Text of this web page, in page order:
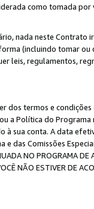
como tomada por
nada neste
(incluindo tomar ou
leis, regulamentos,
dos termos e
a Política do
sua conta. A data
e das Comissões
NO PROGRAMA DE
NÃO ESTIVER DE